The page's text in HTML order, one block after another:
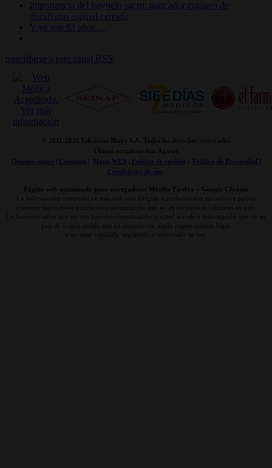
Importancia del hoyuelo sacro: marcador cutáneo de
disrafismo espinal cerrado
Y ya son 63 años…
Suscribirse a este canal RSS
© 2011- 2026 Ediciones Mayo S.A. Todos los derechos reservados
Última actualización: Agosto
Quienes somos| Contacto Mapa WEB| Politica de cookies|
Politica de Privacidad /
Condiciones de uso
Página web optimizada para navegadores Mozilla Firefox y Google Chrome
La información contenida en esta web está dirigida a profesionales sanitarios y podría
contener datos sobre productos o información que no es accesible o válida en su país.
Le hacemos saber que no nos hacemos responsables si usted accede a información que en su
país de origen puede que no cumpla con algún requerimiento legal,
o no estar regulada, registrada o autorizado su uso.